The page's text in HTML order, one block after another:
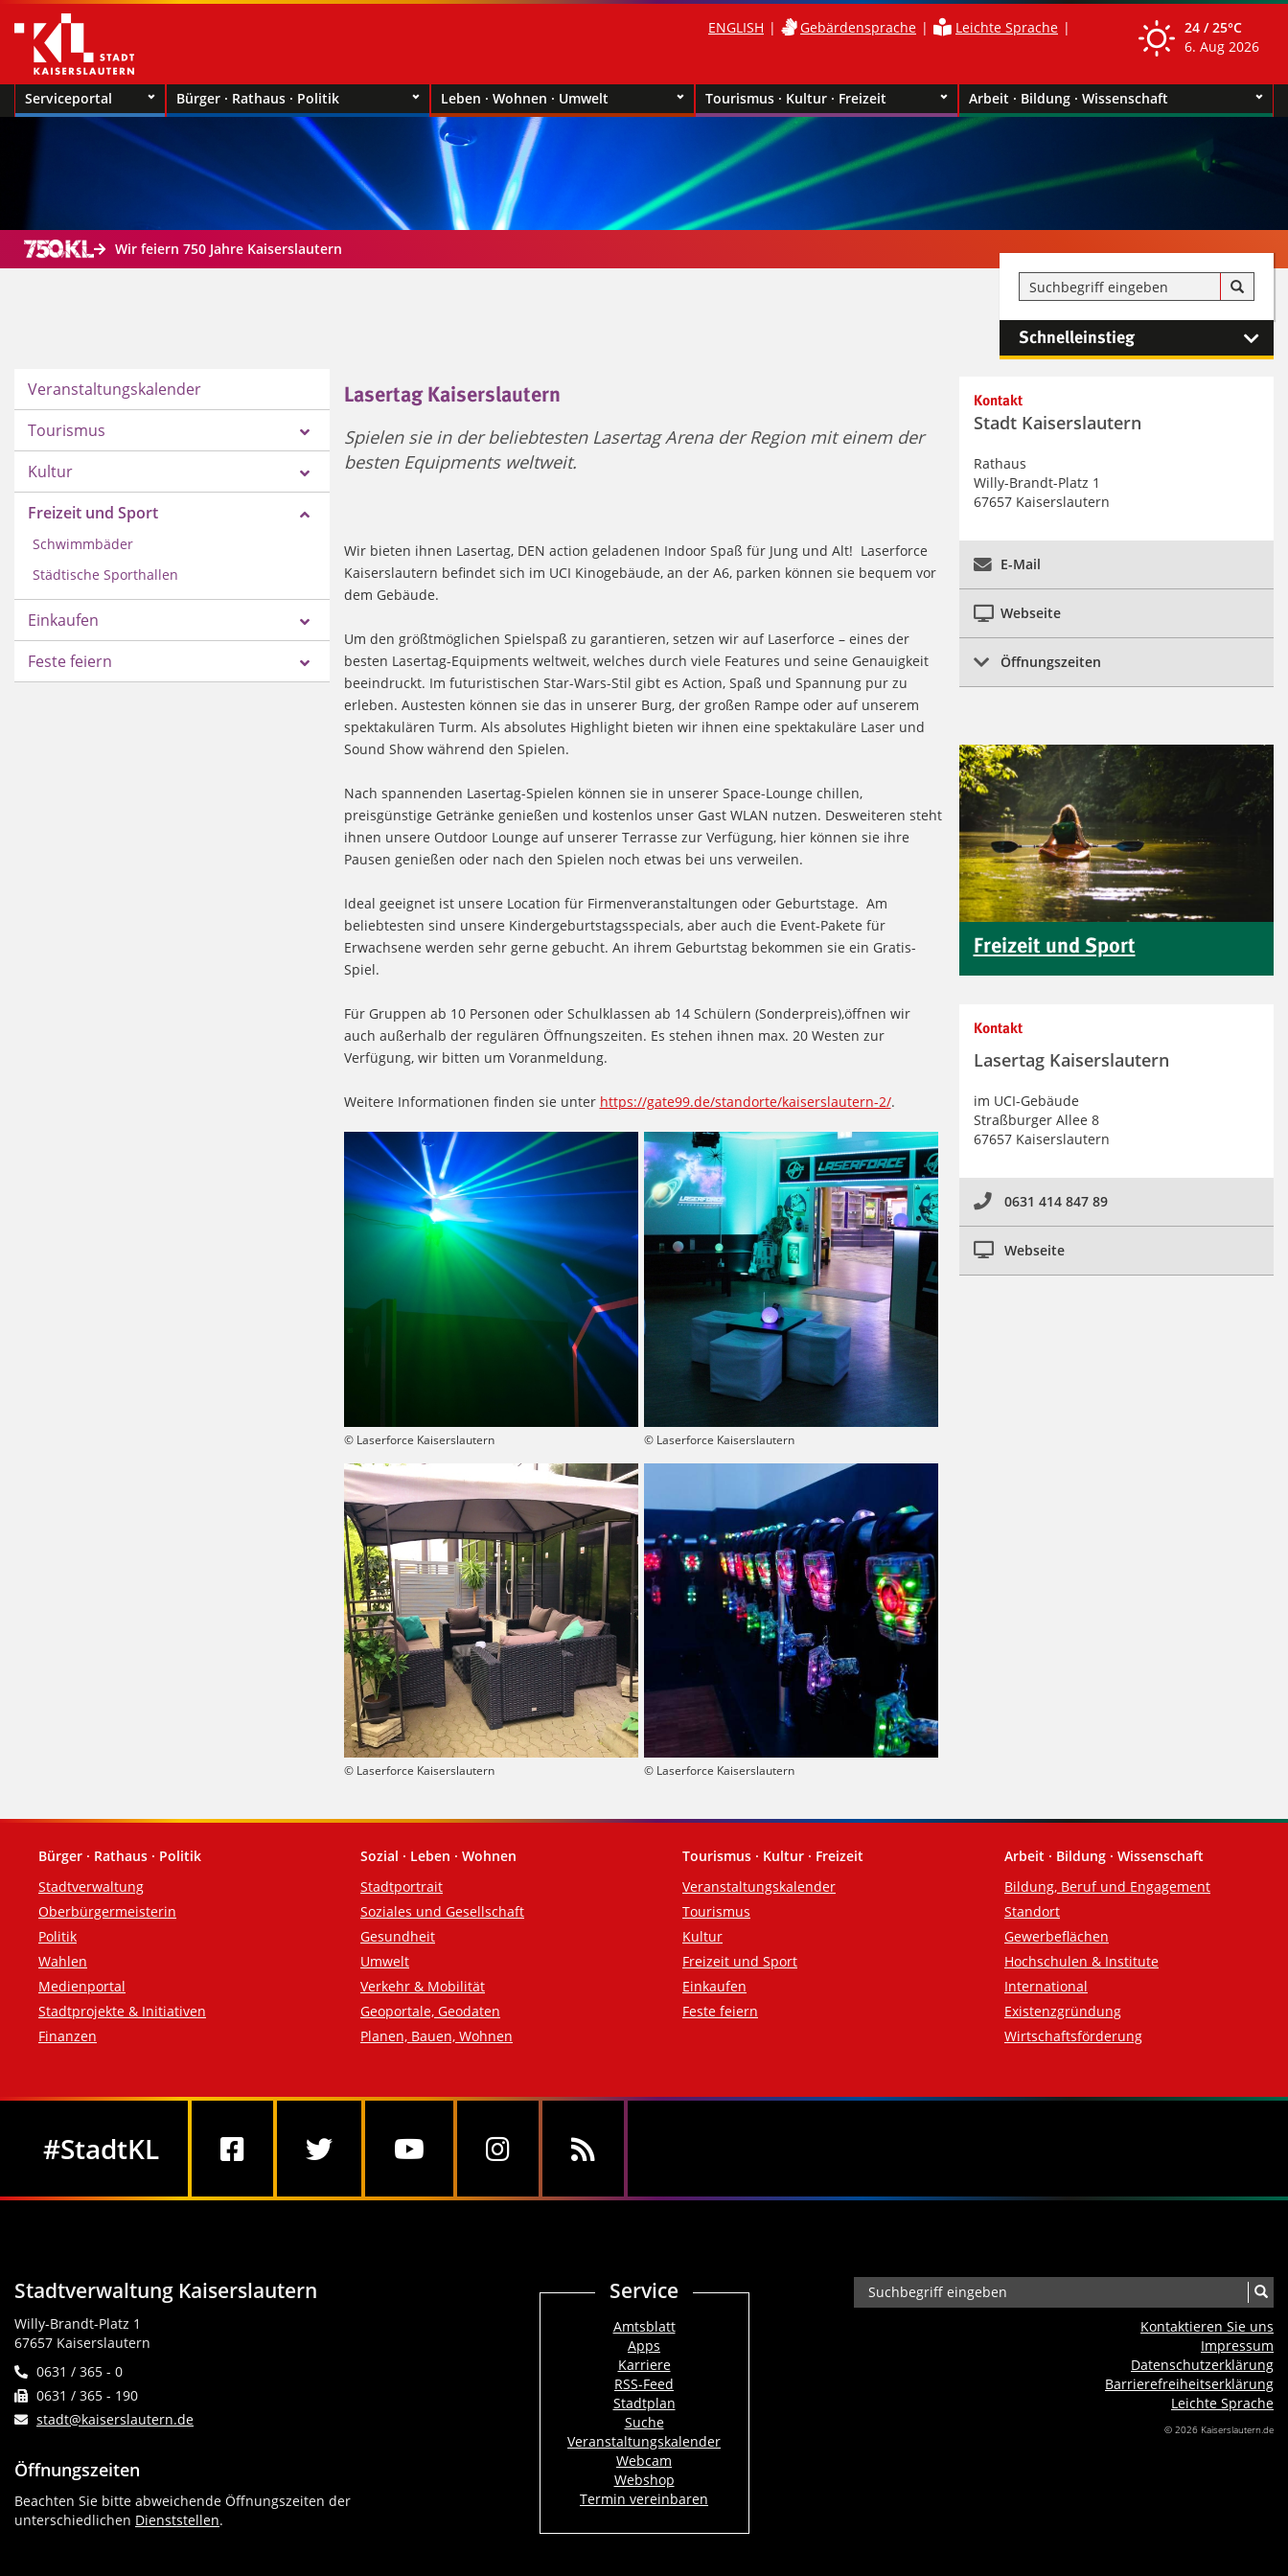
ENGLISH Gebärdensprache Leichte Sprache 24 / 25°C
6. Aug 2026
Serviceportal Bürger · Rathaus · Politik Leben · Wohnen · Umwelt Tourismus · Kultur · Freizeit Arbeit · Bildung · Wissenschaft
Wir feiern 750 Jahre Kaiserslautern
Schnelleinstieg
Veranstaltungskalender
Tourismus
Kultur
Freizeit und Sport
Schwimmbäder
Städtische Sporthallen
Einkaufen
Feste feiern
Lasertag Kaiserslautern
Spielen sie in der beliebtesten Lasertag Arena der Region mit einem der
besten Equipments weltweit.
Wir bieten ihnen Lasertag, DEN action geladenen Indoor Spaß für Jung und Alt! Laserforce
Kaiserslautern befindet sich im UCI Kinogebäude, an der A6, parken können sie bequem vor
dem Gebäude.
Um den größtmöglichen Spielspaß zu garantieren, setzen wir auf Laserforce – eines der
besten Lasertag-Equipments weltweit, welches durch viele Features und seine Genauigkeit
beeindruckt. Im futuristischen Star-Wars-Stil gibt es Action, Spaß und Spannung pur zu
erleben. Austesten können sie das in unserer Burg, der großen Rampe oder auf unserem
spektakulären Turm. Als absolutes Highlight bieten wir ihnen eine spektakuläre Laser und
Sound Show während den Spielen.
Nach spannenden Lasertag-Spielen können sie in unserer Space-Lounge chillen,
preisgünstige Getränke genießen und kostenlos unser Gast WLAN nutzen. Desweiteren steht
ihnen unsere Outdoor Lounge auf unserer Terrasse zur Verfügung, hier können sie ihre
Pausen genießen oder nach den Spielen noch etwas bei uns verweilen.
Ideal geeignet ist unsere Location für Firmenveranstaltungen oder Geburtstage. Am
beliebtesten sind unsere Kindergeburtstagsspecials, aber auch die Event-Pakete für
Erwachsene werden sehr gerne gebucht. An ihrem Geburtstag bekommen sie ein Gratis-
Spiel.
Für Gruppen ab 10 Personen oder Schulklassen ab 14 Schülern (Sonderpreis),öffnen wir
auch außerhalb der regulären Öffnungszeiten. Es stehen ihnen max. 20 Westen zur
Verfügung, wir bitten um Voranmeldung.
Weitere Informationen finden sie unter https://gate99.de/standorte/kaiserslautern-2/.
© Laserforce Kaiserslautern © Laserforce Kaiserslautern
© Laserforce Kaiserslautern © Laserforce Kaiserslautern
Kontaktinformationen und
Weiterführendes
Kontakt
Stadt Kaiserslautern
Rathaus
Willy-Brandt-Platz 1
67657 Kaiserslautern
E-Mail
Webseite
Öffnungszeiten
Freizeit und Sport
Kontakt
Lasertag Kaiserslautern
im UCI-Gebäude
Straßburger Allee 8
67657 Kaiserslautern
0631 414 847 89
Webseite
Fußzeile
Bürger · Rathaus · Politik
Stadtverwaltung
Oberbürgermeisterin
Politik
Wahlen
Medienportal
Stadtprojekte & Initiativen
Finanzen
Sozial · Leben · Wohnen
Stadtportrait
Soziales und Gesellschaft
Gesundheit
Umwelt
Verkehr & Mobilität
Geoportale, Geodaten
Planen, Bauen, Wohnen
Tourismus · Kultur · Freizeit
Veranstaltungskalender
Tourismus
Kultur
Freizeit und Sport
Einkaufen
Feste feiern
Arbeit · Bildung · Wissenschaft
Bildung, Beruf und Engagement
Standort
Gewerbeflächen
Hochschulen & Institute
International
Existenzgründung
Wirtschaftsförderung
#StadtKL
Stadtverwaltung Kaiserslautern
Willy-Brandt-Platz 1
67657 Kaiserslautern
0631 / 365 - 0
0631 / 365 - 190
stadt@kaiserslautern.de
Öffnungszeiten
Beachten Sie bitte abweichende Öffnungszeiten der
unterschiedlichen Dienststellen.
Service
Amtsblatt
Apps
Karriere
RSS-Feed
Stadtplan
Suche
Veranstaltungskalender
Webcam
Webshop
Termin vereinbaren
Kontaktieren Sie uns
Impressum
Datenschutzerklärung
Barrierefreiheits­erklärung
Leichte Sprache
© 2026 Kaiserslautern.de